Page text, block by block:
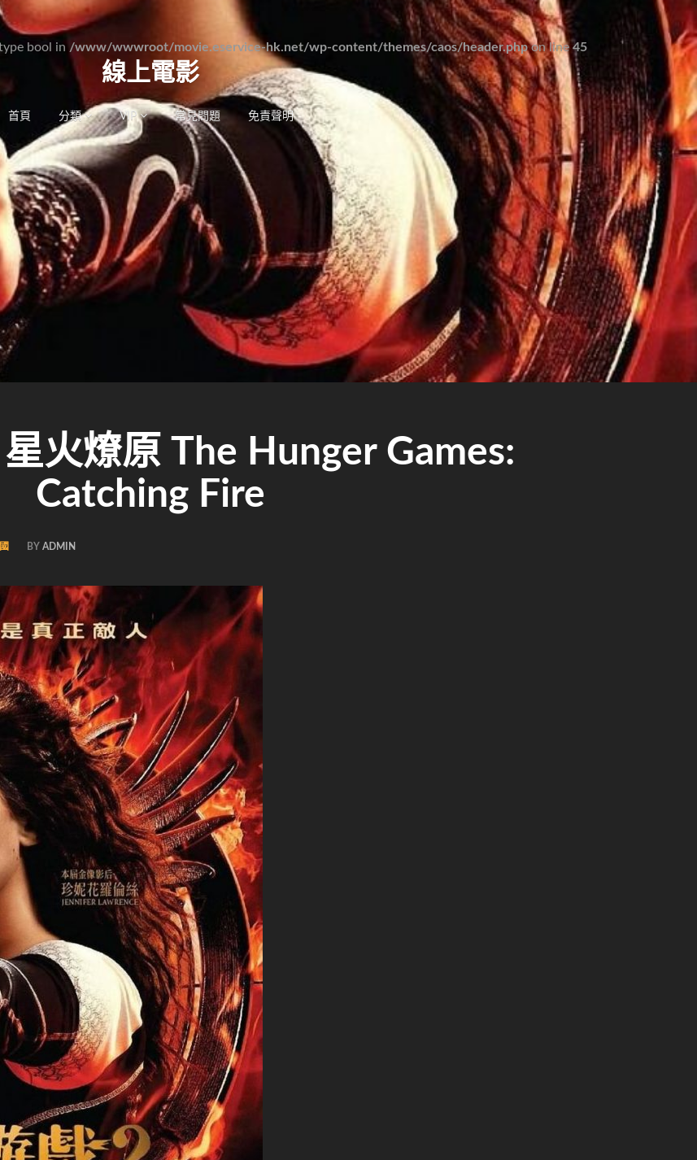
bool in /www/wwwroot/movie.eservice-hk.net/wp-content/themes/caos/header.phpon line 45
線上電影
首頁 分類 VIP 常見問題 免責聲明
火燎原 The Hunger Games:
Catching Fire
BY ADMIN